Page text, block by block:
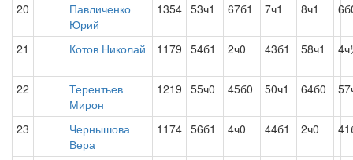
20
Павличенко
Юрий
1354 53ч1 67б1 7ч1 8ч1
21 Котов Николай 1179 54б1 2ч0 43б1 58ч1
22
Терентьев
Мирон
1219 55ч0 45б0 50ч1 64б0
23
Чернышова
Вера
1174 56б1 4ч0 44б1 2ч0